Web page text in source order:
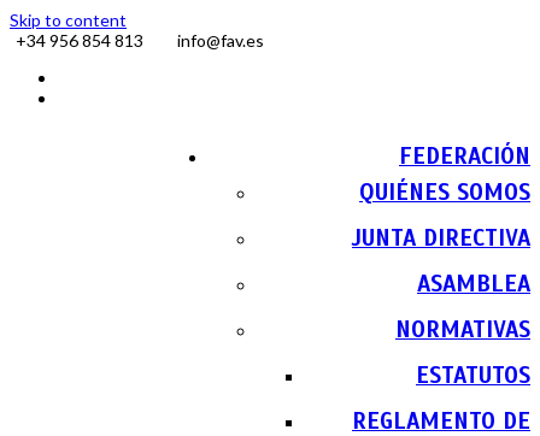
Skip to content
+34 956 854 813
info@fav.es
FEDERACIÓN
QUIÉNES SOMOS
JUNTA DIRECTIVA
ASAMBLEA
NORMATIVAS
ESTATUTOS
REGLAMENTO DE